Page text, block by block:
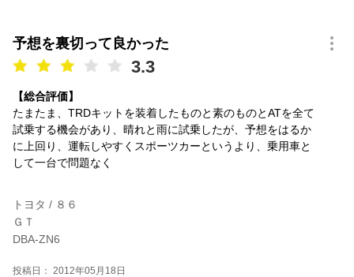
予想を裏切って良かった
3.3
【総合評価】
たまたま、TRDキットを装着したものと素のものとATを全て
試乗する機会があり、晴れと雨に試乗したが、予想をはるか
に上回り、運転しやすくスポーツカーというより、乗用車と
して一台で問題なく
トヨタ / ８６
ＧＴ
DBA-ZN6
投稿日： 2012年05月18日